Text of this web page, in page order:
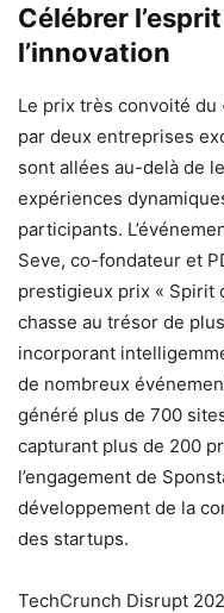
Célébrer
l’innovation
Le prix très convoité du
par deux entreprises
sont allées au-delà de
expériences
participants.
Seve, co-fondateur et
prestigieux prix « Spirit
chasse au trésor de
incorporant
de nombreux
généré plus de 700
capturant plus de 200
l’engagement de
développement de la
des startups.
TechCrunch Disrupt